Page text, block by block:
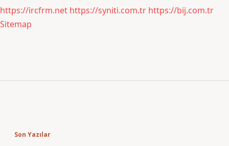
https://ircfrm.net https://syniti.com.tr https://bij.com.tr
Sitemap
Son Yazılar